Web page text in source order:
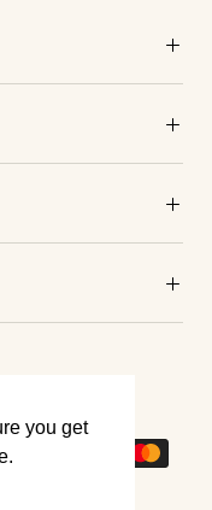
you get
you get